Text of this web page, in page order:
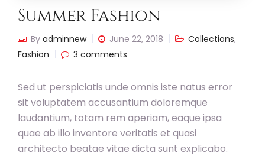
Summer Fashion
By adminnew June 22, 2018 Collections,
Fashion
3 comments
Sed ut perspiciatis unde omnis iste natus error
sit voluptatem accusantium doloremque
laudantium, totam rem aperiam, eaque ipsa
quae ab illo inventore veritatis et quasi
architecto beatae vitae dicta sunt explicabo.